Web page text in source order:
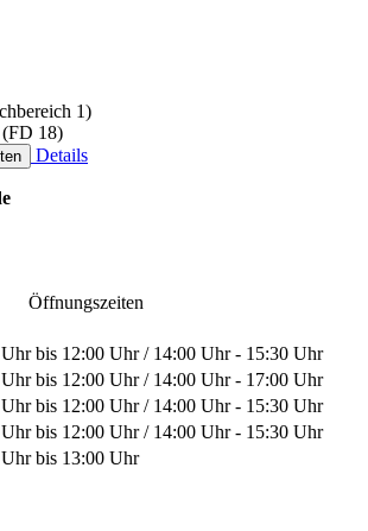
1)
18)
Details
Öffnungszeiten
bis 12:00 Uhr / 14:00 Uhr - 15:30 Uhr
bis 12:00 Uhr / 14:00 Uhr - 17:00 Uhr
bis 12:00 Uhr / 14:00 Uhr - 15:30 Uhr
bis 12:00 Uhr / 14:00 Uhr - 15:30 Uhr
bis 13:00 Uhr